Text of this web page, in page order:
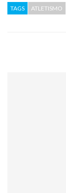
TAGS
ATLETISMO